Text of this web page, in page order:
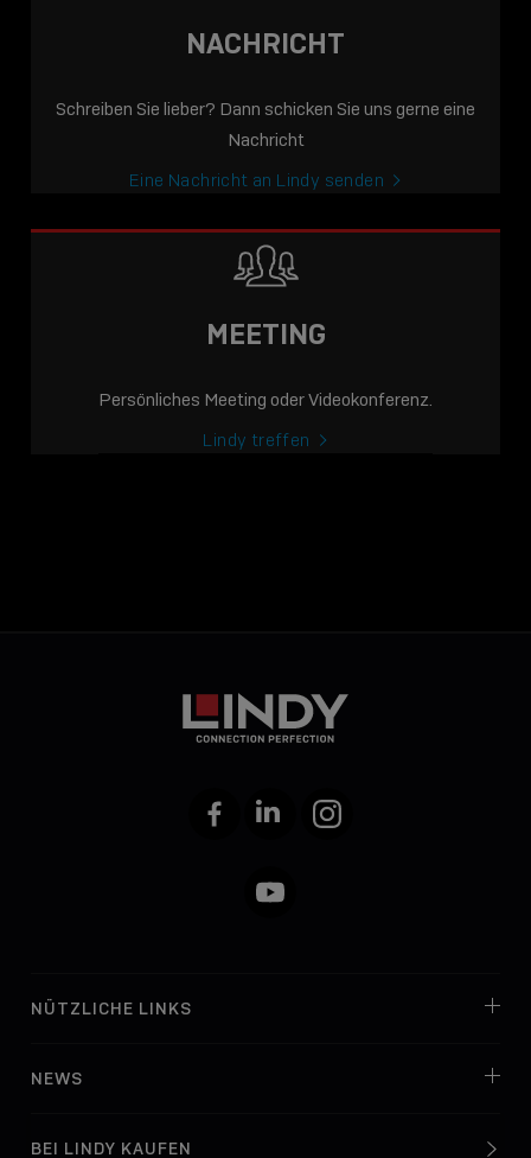
NACHRICHT
Schreiben Sie lieber? Dann schicken Sie uns gerne eine
Nachricht
Eine Nachricht an Lindy senden
MEETING
Persönliches Meeting oder Videokonferenz.
Lindy treffen
FacebookLinkedIn Instagram
YouTube
NÜTZLICHE LINKS
NEWS
BEI LINDY KAUFEN